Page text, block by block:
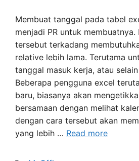
Membuat tanggal pada tabel
menjadi PR untuk membuatnya.
tersebut terkadang
relative lebih lama. Terutama
tanggal masuk kerja, atau
Beberapa pengguna excel
baru, biasanya akan
bersamaan dengan melihat
dengan cara tersebut akan
yang lebih … Read more